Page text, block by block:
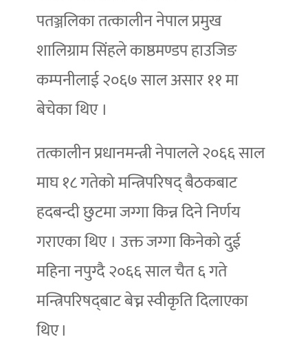
पतञ्जलिका तत्कालीन नेपाल प्रमुख
शालिग्राम सिंहले काष्ठमण्डप हाउजिङ
कम्पनीलाई २०६७ साल असार ११ मा
बेचेका थिए ।
तत्कालीन प्रधानमन्त्री नेपालले २०६६ साल
माघ १८ गतेको मन्त्रिपरिषद्‌ बैठकबाट
हदबन्दी छुटमा जग्गा किन्न दिने निर्णय
गराएका थिए । उक्त जग्गा किनेको दुई
महिना नपुग्दै २०६६ साल चैत ६ गते
मन्त्रिपरिषद्‌बाट बेच्न स्वीकृति दिलाएका
थिए ।